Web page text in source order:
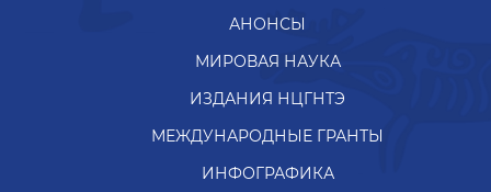
АНОНСЫ
МИРОВАЯ НАУКА
ИЗДАНИЯ НЦГНТЭ
МЕЖДУНАРОДНЫЕ ГРАНТЫ
ИНФОГРАФИКА